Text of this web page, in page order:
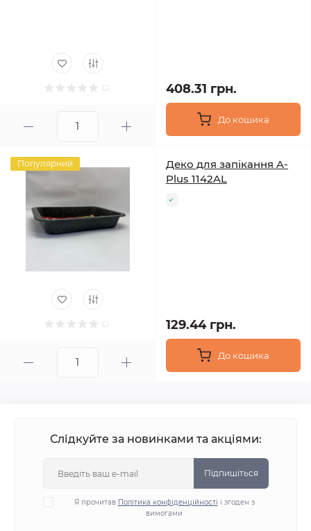
408.31 грн.
До кошика
Популярний
Деко для запікання A-
Plus 1142AL
129.44 грн.
До кошика
Слідкуйте за новинками та акціями:
Підпишіться
Я прочитав Політика конфіденційності і згоден з
вимогами